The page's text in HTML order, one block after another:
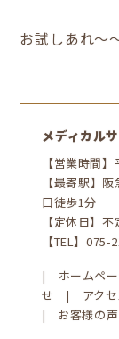
お試しあれ～
メディカル
【営業時間
【最寄駅】
口徒歩1分
【定休日】不
【TEL】075-
| ホームペ
せ
| アク
| お客様の声